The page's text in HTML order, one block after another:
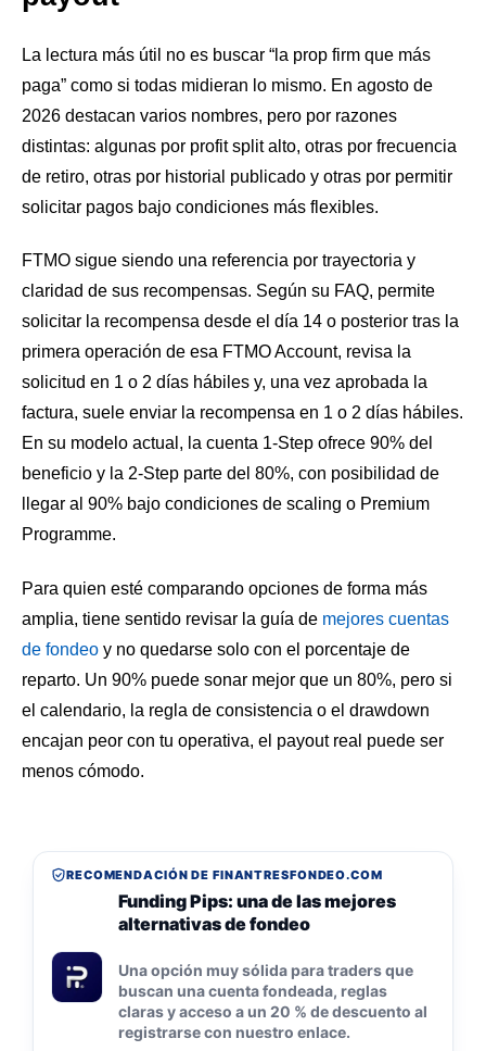
La lectura más útil no es buscar “la prop firm que más
paga” como si todas midieran lo mismo. En agosto de
2026 destacan varios nombres, pero por razones
distintas: algunas por profit split alto, otras por frecuencia
de retiro, otras por historial publicado y otras por permitir
solicitar pagos bajo condiciones más flexibles.
FTMO sigue siendo una referencia por trayectoria y
claridad de sus recompensas. Según su FAQ, permite
solicitar la recompensa desde el día 14 o posterior tras la
primera operación de esa FTMO Account, revisa la
solicitud en 1 o 2 días hábiles y, una vez aprobada la
factura, suele enviar la recompensa en 1 o 2 días hábiles.
En su modelo actual, la cuenta 1-Step ofrece 90% del
beneficio y la 2-Step parte del 80%, con posibilidad de
llegar al 90% bajo condiciones de scaling o Premium
Programme.
Para quien esté comparando opciones de forma más
amplia, tiene sentido revisar la guía de mejores cuentas
de fondeo y no quedarse solo con el porcentaje de
reparto. Un 90% puede sonar mejor que un 80%, pero si
el calendario, la regla de consistencia o el drawdown
encajan peor con tu operativa, el payout real puede ser
menos cómodo.
RECOMENDACIÓN DE FINANTRESFONDEO.COM
Funding Pips: una de las mejores
alternativas de fondeo
Una opción muy sólida para traders que
buscan una cuenta fondeada, reglas
claras y acceso a un 20 % de descuento al
registrarse con nuestro enlace.